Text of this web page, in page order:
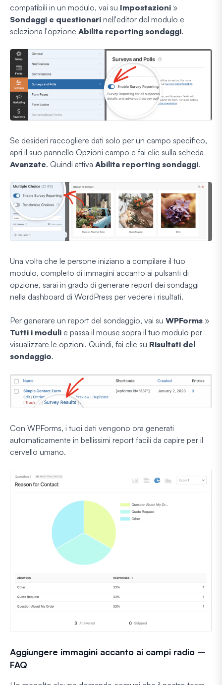
compatibili in un modulo, vai su Impostazioni »
Sondaggi e questionari nell'editor del modulo e
seleziona l'opzione Abilita reporting sondaggi.
Se desideri raccogliere dati solo per un campo specifico,
apri il suo pannello Opzioni campo e fai clic sulla scheda
Avanzate. Quindi attiva Abilita reporting sondaggi.
Una volta che le persone iniziano a compilare il tuo
modulo, completo di immagini accanto ai pulsanti di
opzione, sarai in grado di generare report dei sondaggi
nella dashboard di WordPress per vedere i risultati.
Per generare un report del sondaggio, vai su WPForms »
Tutti i moduli e passa il mouse sopra il tuo modulo per
visualizzare le opzioni. Quindi, fai clic su Risultati del
sondaggio.
Con WPForms, i tuoi dati vengono ora generati
automaticamente in bellissimi report facili da capire per il
cervello umano.
Aggiungere immagini accanto ai campi radio –
FAQ